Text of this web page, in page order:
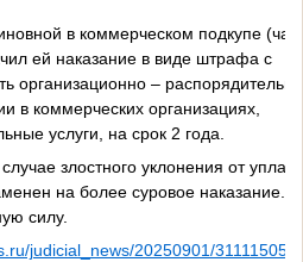
в коммерческом подкупе
ей наказание в виде штрафа с
организационно –
в коммерческих организациях,
услуги, на срок 2 года.
злостного уклонения от
на более суровое наказание.
силу.
judicial_news/20250901/